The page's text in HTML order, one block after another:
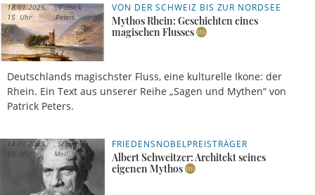
VON DER SCHWEIZ BIS ZUR NORDSEE
Mythos Rhein: Geschichten eines
magischen Flusses
Deutschlands magischster Fluss, eine kulturelle Ikone: der
Rhein. Ein Text aus unserer Reihe „Sagen und Mythen“ von
Patrick Peters.
18.01.2025,
15 Uhr
Patrick
Peters
FRIEDENSNOBELPREISTRÄGER
Albert Schweitzer: Architekt seines
eigenen Mythos
14.01.2025,
13 Uhr
Sebastian
Moll